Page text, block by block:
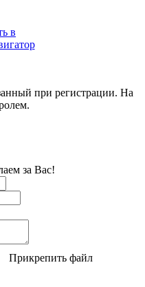
в
при регистрации. На
за Вас!
Прикрепить файл